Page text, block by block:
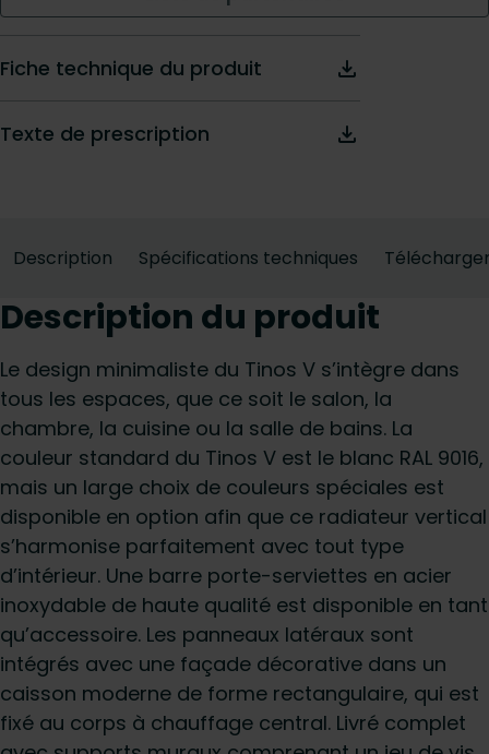
Fiche technique du produit
Texte de prescription
Description Spécifications techniques
Description du produit
Le design minimaliste du Tinos V s’intègre dans
tous les espaces, que ce soit le salon, la
chambre, la cuisine ou la salle de bains. La
couleur standard du Tinos V est le blanc RAL 9016,
mais un large choix de couleurs spéciales est
disponible en option afin que ce radiateur vertical
s’harmonise parfaitement avec tout type
d’intérieur. Une barre porte-serviettes en acier
inoxydable de haute qualité est disponible en tant
qu’accessoire. Les panneaux latéraux sont
intégrés avec une façade décorative dans un
caisson moderne de forme rectangulaire, qui est
fixé au corps à chauffage central. Livré complet